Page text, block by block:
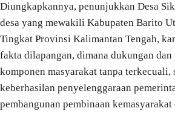
Diungkapkannya, penunjukkan Desa
desa yang mewakili Kabupaten Barito
Tingkat Provinsi Kalimantan Tengah,
fakta dilapangan, dimana dukungan dan
komponen masyarakat tanpa terkecuali,
keberhasilan penyelenggaraan
pembangunan pembinaan kemasyarakat